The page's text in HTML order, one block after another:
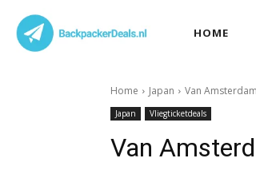
HOME
Home Japan Van
Japan Vliegticketdeals
Van